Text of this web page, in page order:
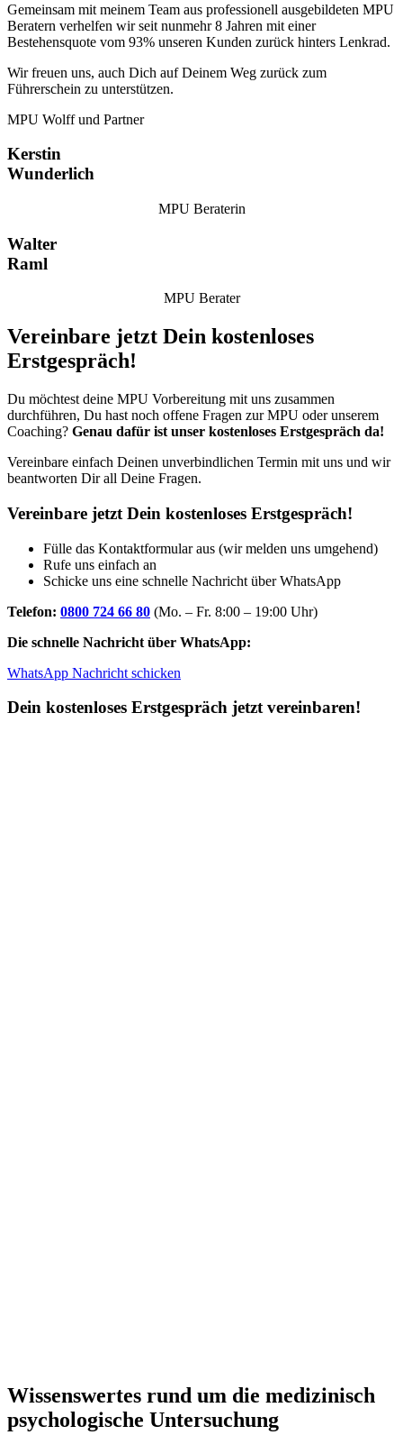
Gemeinsam mit meinem Team aus professionell ausgebildeten MPU
Beratern verhelfen wir seit nunmehr 8 Jahren mit einer
Bestehensquote vom 93% unseren Kunden zurück hinters Lenkrad.
Wir freuen uns, auch Dich auf Deinem Weg zurück zum
Führerschein zu unterstützen.
MPU Wolff und Partner
Kerstin
Wunderlich
MPU Beraterin
Walter
Raml
MPU Berater
Vereinbare jetzt Dein kostenloses
Erstgespräch!
Du möchtest deine MPU Vorbereitung mit uns zusammen
durchführen, Du hast noch offene Fragen zur MPU oder unserem
Coaching? Genau dafür ist unser kostenloses Erstgespräch da!
Vereinbare einfach Deinen unverbindlichen Termin mit uns und wir
beantworten Dir all Deine Fragen.
Vereinbare jetzt Dein kostenloses Erstgespräch!
Fülle das Kontaktformular aus (wir melden uns umgehend)
Rufe uns einfach an
Schicke uns eine schnelle Nachricht über WhatsApp
Telefon: 0800 724 66 80 (Mo. – Fr. 8:00 – 19:00 Uhr)
Die schnelle Nachricht über WhatsApp:
WhatsApp Nachricht schicken
Dein kostenloses Erstgespräch jetzt vereinbaren!
Wissenswertes rund um die medizinisch
psychologische Untersuchung